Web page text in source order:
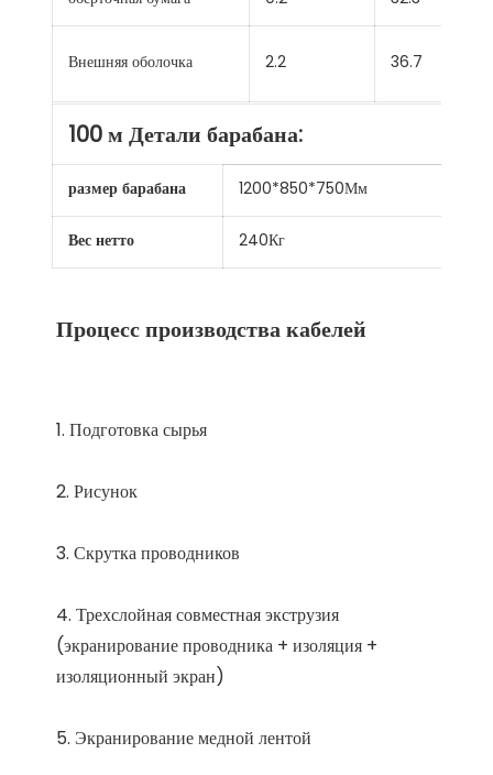
Внешняя оболочка 2.2 36.7
100 м Детали барабана:
размер барабана 1200*850*750Мм
Вес нетто 240Кг
4. Трехслойная совместная экструзия
(экранирование проводника + изоляция +